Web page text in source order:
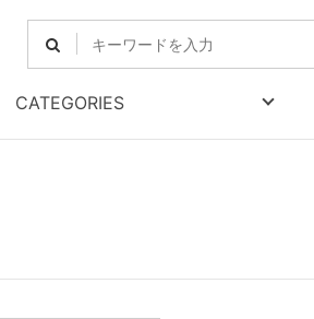
CATEGORIES